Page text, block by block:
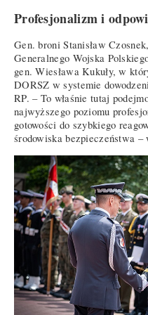
Profesjonalizm i
Gen. broni Stanisław
Generalnego Wojska
gen. Wiesława Kukuły, w
DORSZ w systemie
RP. – To właśnie tutaj
najwyższego poziomu
gotowości do szybkiego
środowiska bezpieczeństwa –